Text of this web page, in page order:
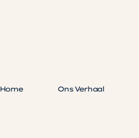
Home Ons Verhaal